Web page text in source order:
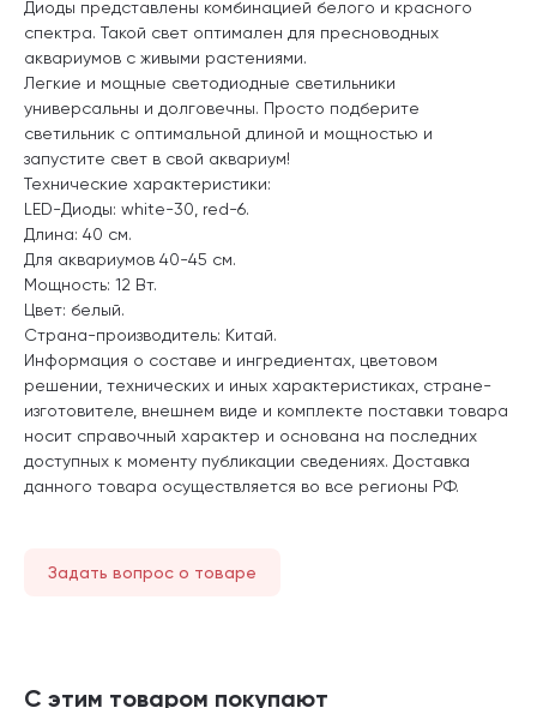
Диоды представлены комбинацией белого и красного
спектра. Такой свет оптимален для пресноводных
аквариумов с живыми растениями.
Легкие и мощные светодиодные светильники
универсальны и долговечны. Просто подберите
светильник с оптимальной длиной и мощностью и
запустите свет в свой аквариум!
Технические характеристики:
LED-Диоды: white-30, red-6.
Длина: 40 см.
Для аквариумов 40-45 см.
Мощность: 12 Вт.
Цвет: белый.
Страна-производитель: Китай.
Информация о составе и ингредиентах, цветовом
решении, технических и иных характеристиках, стране-
изготовителе, внешнем виде и комплекте поставки товара
носит справочный характер и основана на последних
доступных к моменту публикации сведениях. Доставка
данного товара осуществляется во все регионы РФ.
Задать вопрос о товаре
С этим товаром покупают